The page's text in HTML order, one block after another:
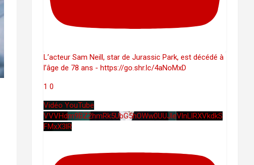
L’acteur Sam Neill, star de Jurassic Park, est décédé à
l’âge de 78 ans - https://go.shr.lc/4aNoMxD
1 0
Vidéo YouTube
VVVHdm9BZ2hmRk5UbG5hOWw0UUJleVlnLlRXVkdkS
FMxX3lR